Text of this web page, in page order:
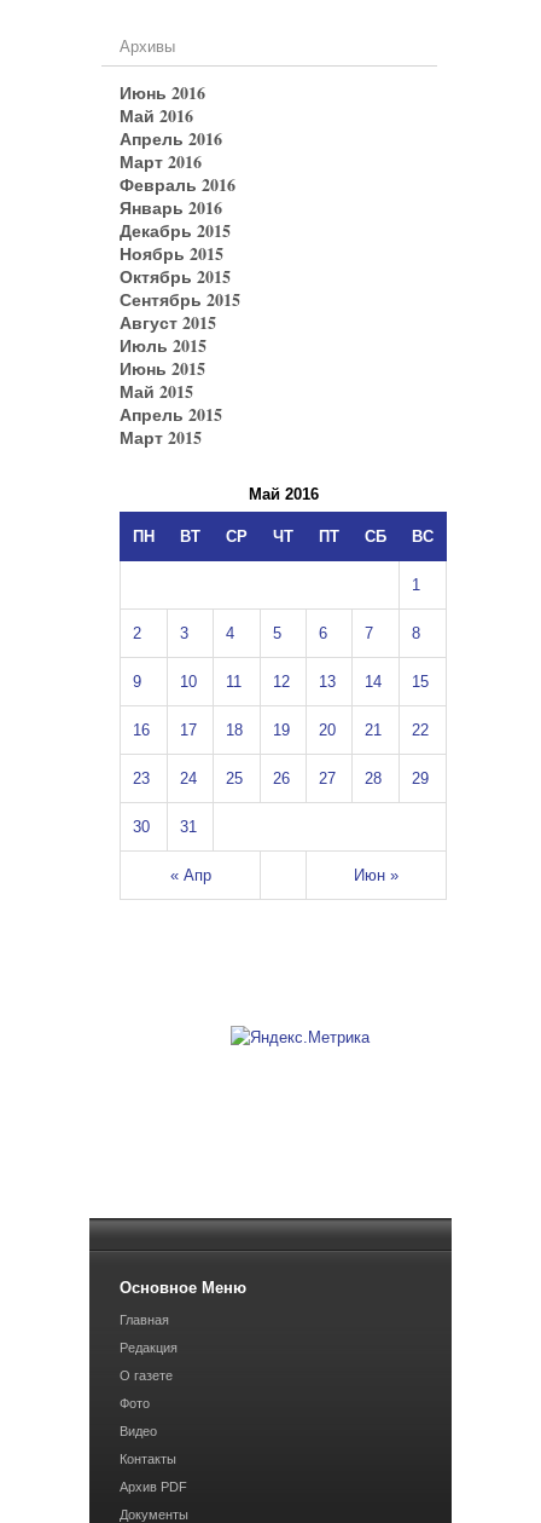
Архивы
Июнь 2016
Май 2016
Апрель 2016
Март 2016
Февраль 2016
Январь 2016
Декабрь 2015
Ноябрь 2015
Октябрь 2015
Сентябрь 2015
Август 2015
Июль 2015
Июнь 2015
Май 2015
Апрель 2015
Март 2015
Май 2016
ПН ВТ СР ЧТ ПТ СБ ВС
« Апр Июн »
1
2 3 4 5 6 7 8
9 10 11 12 13 14 15
16 17 18 19 20 21 22
23 24 25 26 27 28 29
30 31
Основное Меню
Главная
Редакция
О газете
Фото
Видео
Контакты
Архив PDF
Документы